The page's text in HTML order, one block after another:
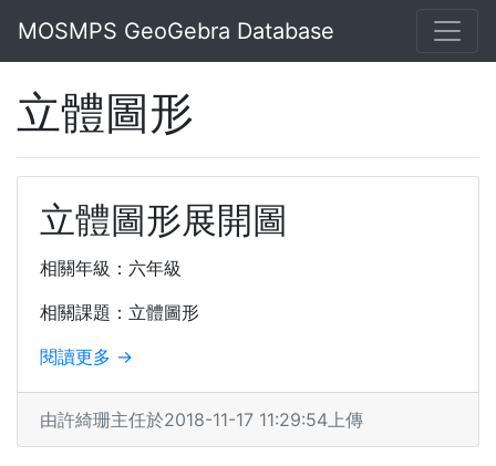
MOSMPS GeoGebra Database
立體圖形
立體圖形展開圖
相關年級：六年級
相關課題：立體圖形
閱讀更多 →
由許綺珊主任於2018-11-17 11:29:54上傳